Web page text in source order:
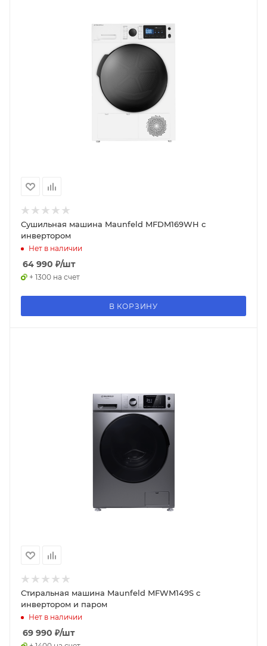
Сушильная машина Maunfeld MFDM169WH с
инвертором
Нет в наличии
64 990 ₽/шт
+ 1300 на счет
В КОРЗИНУ
Стиральная машина Maunfeld MFWM149S c
инвертором и паром
Нет в наличии
69 990 ₽/шт